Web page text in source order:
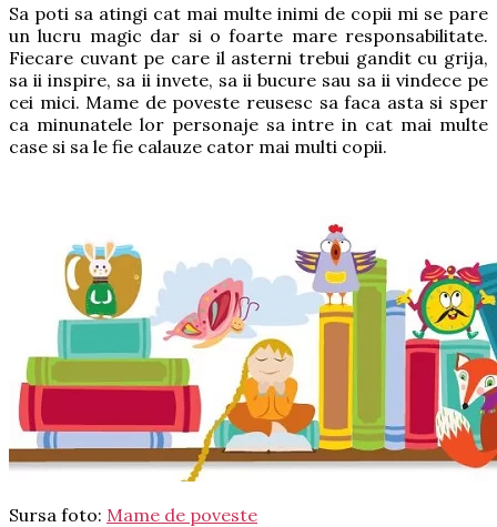
Sa poti sa atingi cat mai multe inimi de copii mi se pare
un lucru magic dar si o foarte mare responsabilitate.
Fiecare cuvant pe care il asterni trebui gandit cu grija,
sa ii inspire, sa ii invete, sa ii bucure sau sa ii vindece pe
cei mici. Mame de poveste reusesc sa faca asta si sper
ca minunatele lor personaje sa intre in cat mai multe
case si sa le fie calauze cator mai multi copii.
Sursa foto: Mame de poveste